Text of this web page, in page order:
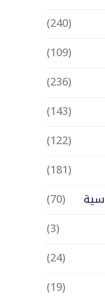
(240)
(109)
(236)
(143)
(122)
(181)
(70)
(3)
(24)
(19)